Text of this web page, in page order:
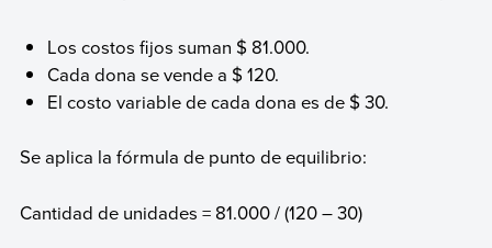
Los costos fijos suman $ 81.000.
Cada dona se vende a $ 120.
El costo variable de cada dona es de $ 30.
Se aplica la fórmula de punto de equilibrio:
Cantidad de unidades = 81.000 / (120 – 30)